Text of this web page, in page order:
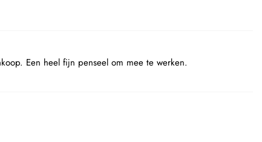
Een heel fijn penseel om mee te werken.